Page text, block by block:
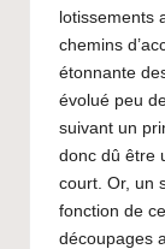
lotissements
chemins
étonnante
évolué peu
suivant un
donc dû être
court. Or, un
fonction de
découpages